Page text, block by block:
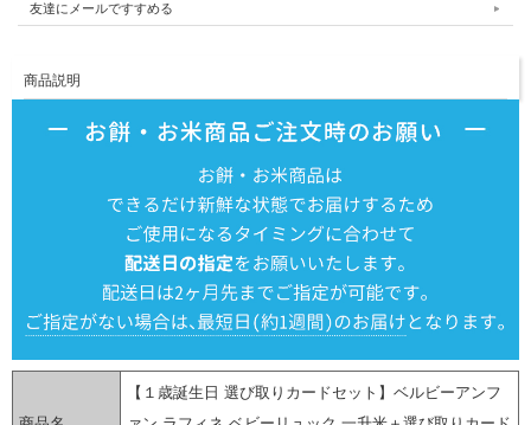
友達にメールですすめる
商品説明
【１歳誕生日 選び取りカードセット】ベルビーアンフ